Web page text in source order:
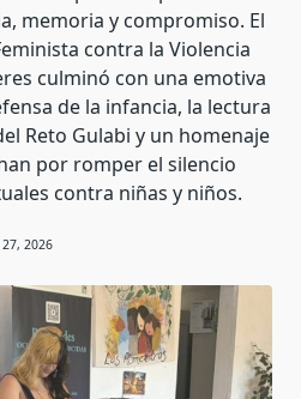
memoria y compromiso. El
contra la Violencia
culminó con una emotiva
de la infancia, la lectura
Reto Gulabi y un homenaje
por romper el silencio
contra niñas y niños.
27, 2026